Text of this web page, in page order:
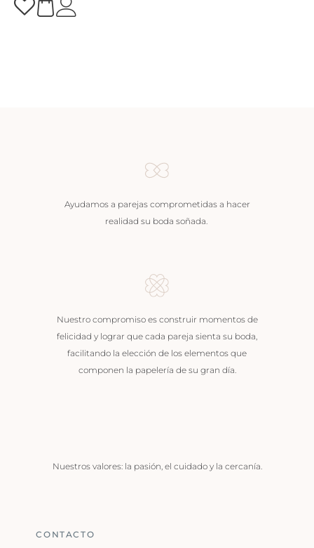
Ayudamos a parejas comprometidas a hacer
realidad su boda soñada.
Nuestro compromiso es construir momentos de
felicidad y lograr que cada pareja sienta su boda,
facilitando la elección de los elementos que
componen la papelería de su gran día.
Nuestros valores: la pasión, el cuidado y la cercanía.
CONTACTO